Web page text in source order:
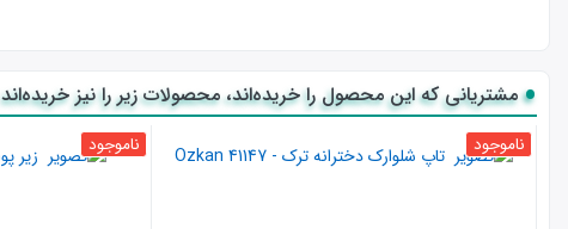
مشتریانی که این محصول را خریده‌اند، محصولات زیر را نیز خریده‌اند
ناموجود ناموجود